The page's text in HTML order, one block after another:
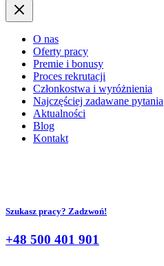
O nas
Oferty pracy
Premie i bonusy
Proces rekrutacji
Członkostwa i wyróżnienia
Najczęściej zadawane pytania
Aktualności
Blog
Kontakt
Szukasz pracy? Zadzwoń!
+48 500 401 901